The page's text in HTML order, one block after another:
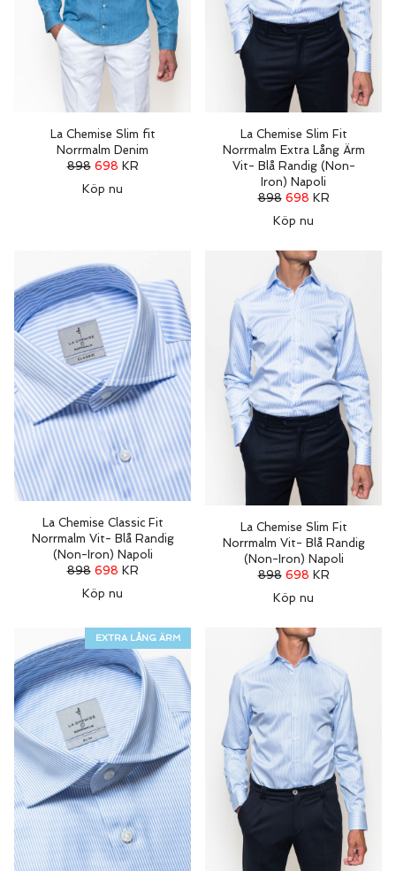
La Chemise Slim fit
Norrmalm Denim
898 698 KR
Köp nu
La Chemise Slim Fit
Norrmalm Extra Lång Ärm
Vit- Blå Randig (Non-
Iron) Napoli
898 698 KR
Köp nu
La Chemise Classic Fit
Norrmalm Vit- Blå Randig
(Non-Iron) Napoli
898 698 KR
Köp nu
La Chemise Slim Fit
Norrmalm Vit- Blå Randig
(Non-Iron) Napoli
898 698 KR
Köp nu
EXTRA LÅNG ÄRM